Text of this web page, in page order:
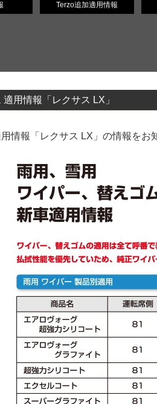
Terzo追加適用情報
用情報「レクサス LX」
情報「レクサス LX」の情報をお